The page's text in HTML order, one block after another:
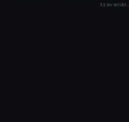
travando.